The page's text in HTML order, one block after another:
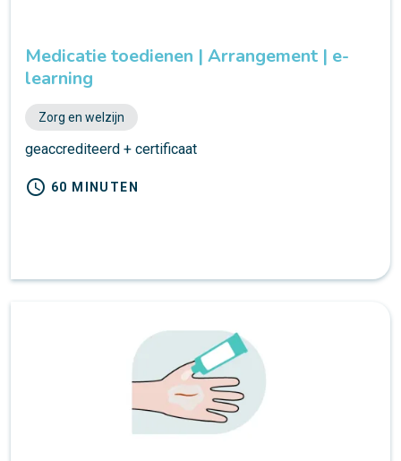
Medicatie toedienen | Arrangement | e-
learning
Zorg en welzijn
geaccrediteerd + certificaat
schedule 60 MINUTEN